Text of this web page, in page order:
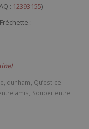
: 12393155)
:
, dunham, Qu’est-ce
amis, Souper entre